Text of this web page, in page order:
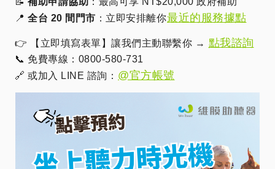
📍 全台 20 間門市 ：立即安排離你最近的服務據點
👉 【立即填寫表單】讓我們主動聯繫你 → 點我諮詢
📞 免費專線：0800-580-731
🔗 或加入 LINE 諮詢： @官方帳號